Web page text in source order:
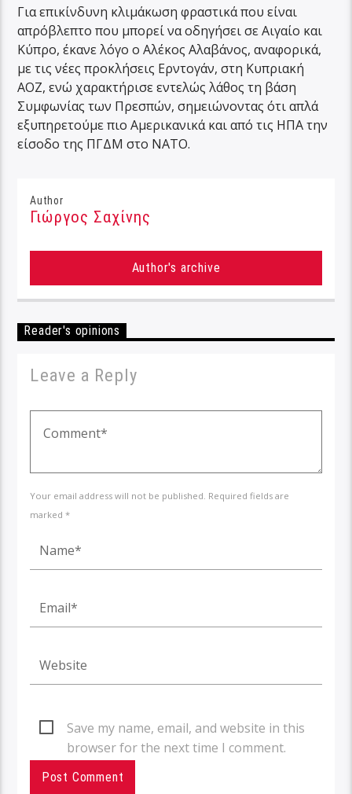
Για επικίνδυνη κλιμάκωση φραστικά που είναι
απρόβλεπτο που μπορεί να οδηγήσει σε Αιγαίο και
Κύπρο, έκανε λόγο ο Αλέκος Αλαβάνος, αναφορικά,
με τις νέες προκλήσεις Ερντογάν, στη Κυπριακή
ΑΟΖ, ενώ χαρακτήρισε εντελώς λάθος τη βάση
Συμφωνίας των Πρεσπών, σημειώνοντας ότι απλά
εξυπηρετούμε πιο Αμερικανικά και από τις ΗΠΑ την
είσοδο της ΠΓΔΜ στο ΝΑΤΟ.
Author
Γιώργος Σαχίνης
Author's archive
Reader's opinions
Leave a Reply
Your email address will not be published. Required fields are
marked *
Save my name, email, and website in this
browser for the next time I comment.